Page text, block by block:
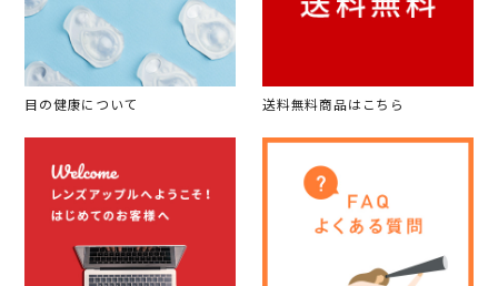
目の健康について 送料無料商品はこちら